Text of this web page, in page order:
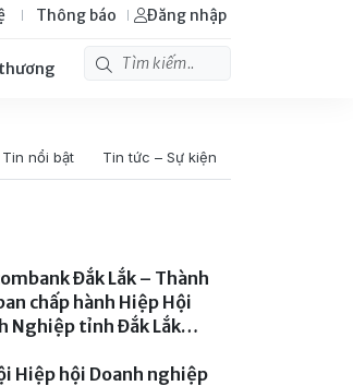
Thông báo Đăng nhập
Tin nổi bật Tin tức – Sự kiện
Đắk Lắk – Thành
chấp hành Hiệp Hội
Nghiệp tỉnh Đắk Lắk
đời đời nhớ ơn Bác Hồ”
Hiệp hội Doanh nghiệp